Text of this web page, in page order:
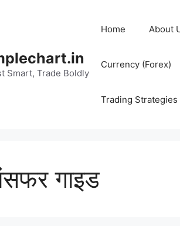
Smart, Trade Boldly
Home About
Currency (Forex)
Trading Strategies
गाइड